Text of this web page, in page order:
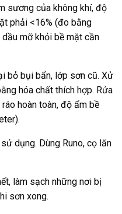
sương của không khí, độ
phải <16% (đo bằng
mỡ khỏi bề mặt cần
bỏ bụi bẩn, lớp sơn cũ. Xử
hóa chất thích hợp. Rửa
hoàn toàn, độ ẩm bề
dụng. Dùng Runo, cọ lăn
làm sạch những nơi bị
sơn xong.